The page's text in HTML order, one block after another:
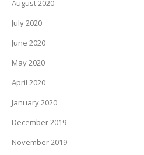
August 2020
July 2020
June 2020
May 2020
April 2020
January 2020
December 2019
November 2019